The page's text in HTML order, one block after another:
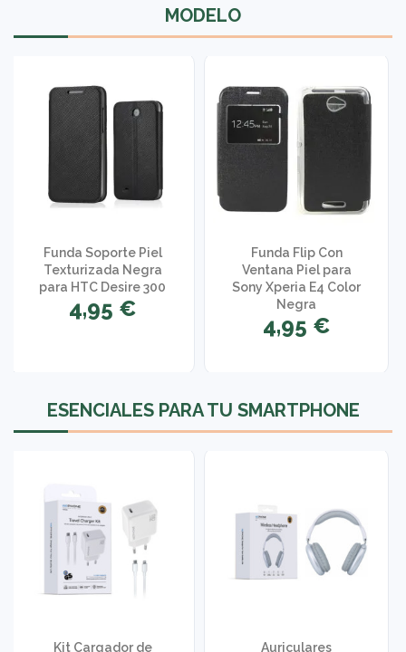
MODELO
Funda Soporte Piel
Texturizada Negra
para HTC Desire 300
4,95 €
Funda Flip Con
Ventana Piel para
Sony Xperia E4 Color
Negra
4,95 €
1 opinión
ESENCIALES PARA TU SMARTPHONE
Kit Cargador de
Auriculares